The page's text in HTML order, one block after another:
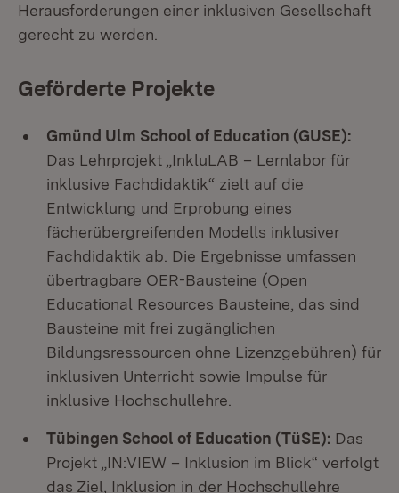
Herausforderungen einer inklusiven Gesellschaft
gerecht zu werden.
Geförderte Projekte
Gmünd Ulm School of Education (GUSE):
Das Lehrprojekt „InkluLAB – Lernlabor für
inklusive Fachdidaktik“ zielt auf die
Entwicklung und Erprobung eines
fächerübergreifenden Modells inklusiver
Fachdidaktik ab. Die Ergebnisse umfassen
übertragbare OER-Bausteine (Open
Educational Resources Bausteine, das sind
Bausteine mit frei zugänglichen
Bildungsressourcen ohne Lizenzgebühren) für
inklusiven Unterricht sowie Impulse für
inklusive Hochschullehre.
Tübingen School of Education (TüSE): Das
Projekt „IN:VIEW – Inklusion im Blick“ verfolgt
das Ziel, Inklusion in der Hochschullehre